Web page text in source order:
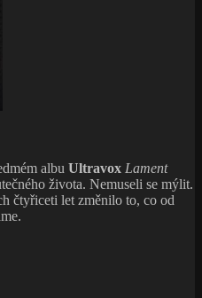
albu Ultravox Lament
života. Nemuseli se mýlit.
čtyřiceti let změnilo to, co od